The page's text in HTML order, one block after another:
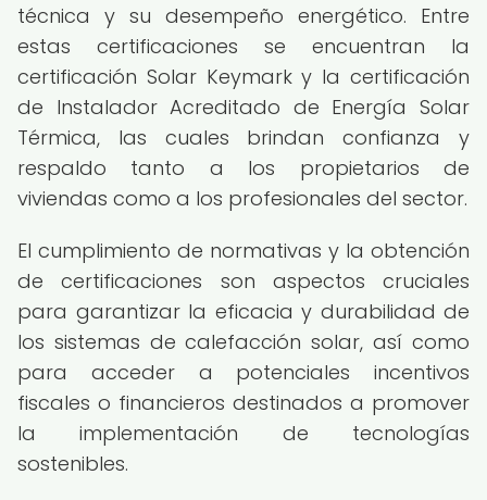
técnica y su desempeño energético. Entre
estas certificaciones se encuentran la
certificación Solar Keymark y la certificación
de Instalador Acreditado de Energía Solar
Térmica, las cuales brindan confianza y
respaldo tanto a los propietarios de
viviendas como a los profesionales del sector.
El cumplimiento de normativas y la obtención
de certificaciones son aspectos cruciales
para garantizar la eficacia y durabilidad de
los sistemas de calefacción solar, así como
para acceder a potenciales incentivos
fiscales o financieros destinados a promover
la implementación de tecnologías
sostenibles.